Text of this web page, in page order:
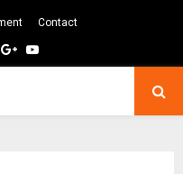
Contact
GoogleYoutube